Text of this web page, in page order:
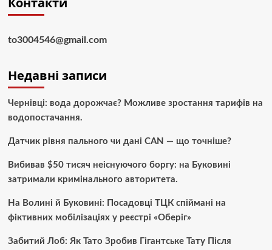
to3004546@gmail.com
Недавні записи
Чернівці: вода дорожчає? Можливе зростання тарифів на
водопостачання.
Датчик рівня пального чи дані CAN — що точніше?
Вибивав $50 тисяч неіснуючого боргу: на Буковині
затримали кримінального авторитета.
На Волині й Буковині: Посадовці ТЦК спіймані на
фіктивних мобілізаціях у реєстрі «Оберіг»
Забитий Лоб: Як Тато Зробив Гігантське Тату Після